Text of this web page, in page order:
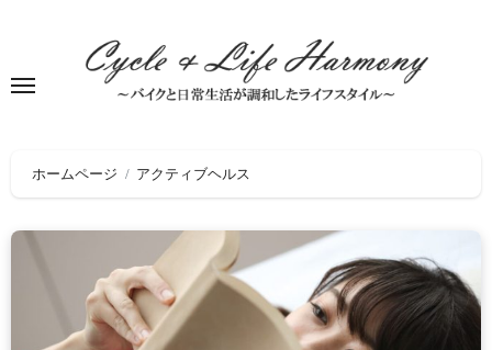
content
ホームページ アクティブヘルス